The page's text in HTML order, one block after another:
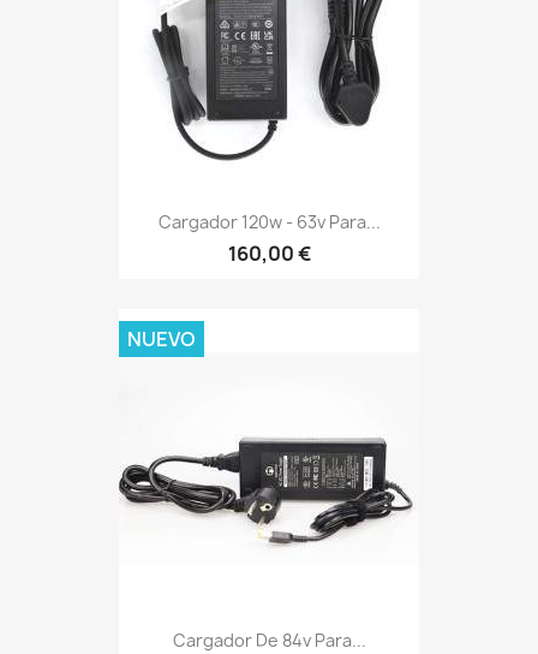
Cargador 120w - 63v Para...
160,00 €
Cargador De 84v Para...
NUEVO